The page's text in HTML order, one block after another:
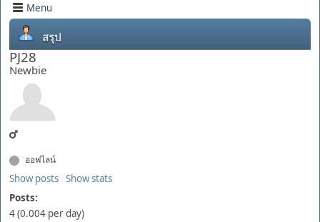
Menu
สรุป
PJ28
Newbie
ออฟไลน์
Show posts Show stats
Posts:
4 (0.004 per day)